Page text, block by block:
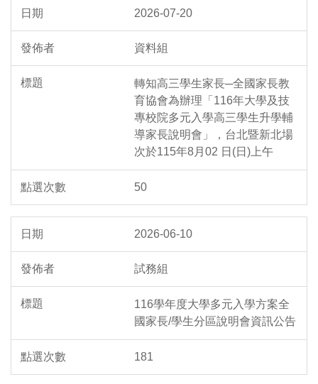
2026-07-20
資料組
轉知高三學生家長─全國家長教
育協會為辦理「116年大學及技
專校院多元入學高三學生升學輔
導家長說明會」，台北暨新北場
次於115年8月02 日(日)上午
50
2026-06-10
試務組
116學年度大學多元入學方案全
國家長/學生分區說明會資訊公告
181